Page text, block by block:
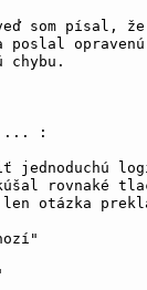
som písal,
poslal
chybu.
... :
rovnaké
otázka